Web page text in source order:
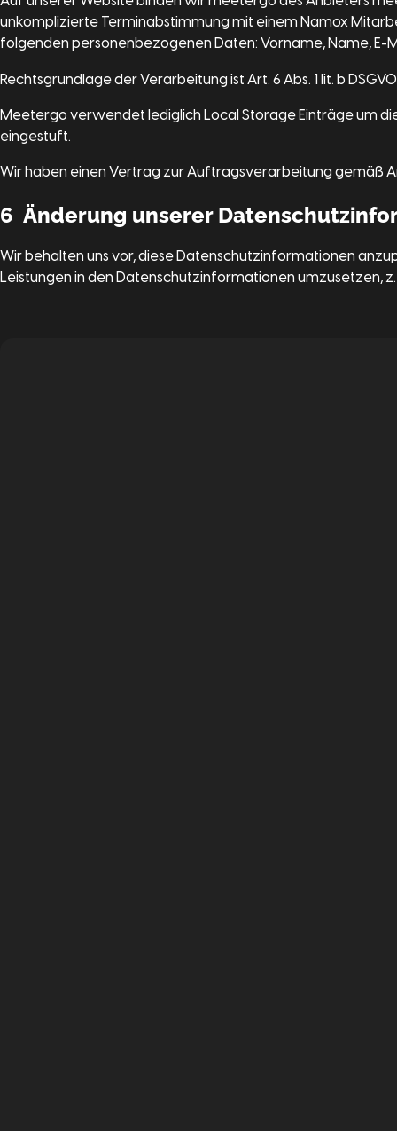
unkomplizierte Terminabstimmung mit einem Namox
folgenden personenbezogenen Daten: Vorname, Name, E-
Rechtsgrundlage der Verarbeitung ist Art. 6 Abs. 1 lit. b
Meetergo verwendet lediglich Local Storage Einträge um
eingestuft.
Wir haben einen Vertrag zur Auftragsverarbeitung gemäß
6 Änderung unserer
Wir behalten uns vor, diese Datenschutzinformationen
Leistungen in den Datenschutzinformationen umzusetzen,